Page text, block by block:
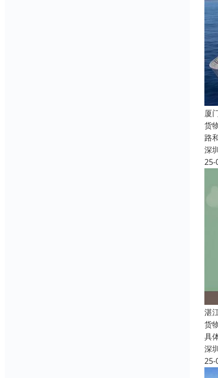
厦
货
路
深
25-
湛
货
具
深
25-